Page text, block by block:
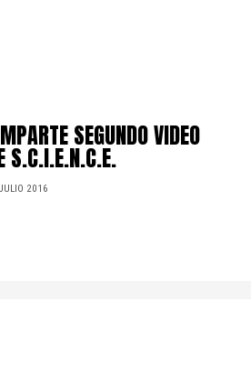
SEGUNDO VIDEO
S.C.I.E.N.C.E.
2016